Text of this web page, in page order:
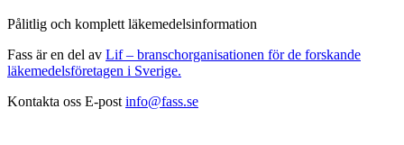
Pålitlig och komplett läkemedelsinformation
Fass är en del av Lif – branschorganisationen för de forskande
läkemedelsföretagen i Sverige.
Kontakta oss E-post info@fass.se